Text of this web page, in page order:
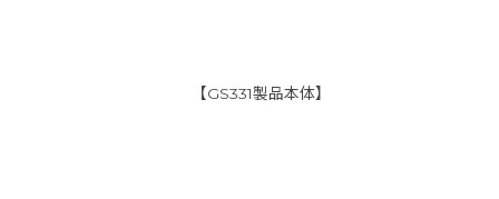
【GS331製品本体】